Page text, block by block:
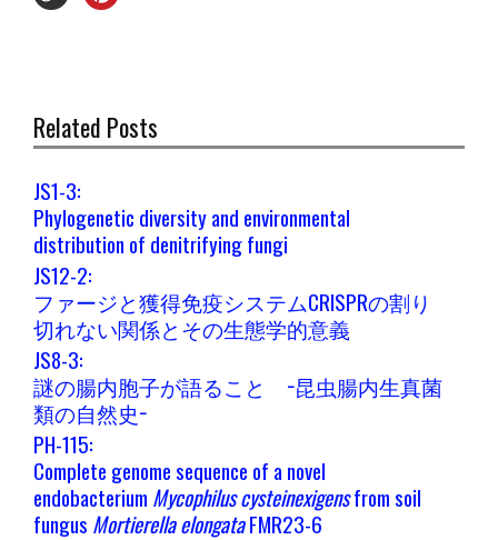
Related Posts
JS1-3:
Phylogenetic diversity and environmental
distribution of denitrifying fungi
JS12-2:
ファージと獲得免疫システムCRISPRの割り
切れない関係とその生態学的意義
JS8-3:
謎の腸内胞子が語ること −昆虫腸内生真菌
類の自然史−
PH-115:
Complete genome sequence of a novel
endobacterium Mycophilus cysteinexigensfrom soil
fungus Mortierella elongataFMR23-6